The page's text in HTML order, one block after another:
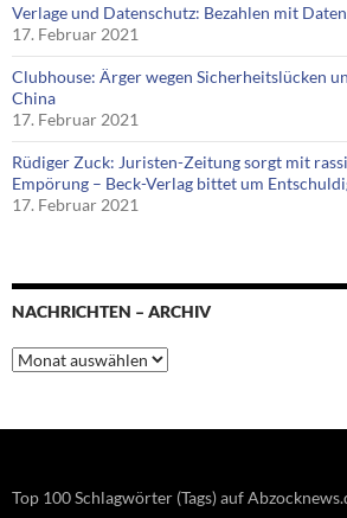
Verlage und Datenschutz: Bezahlen mit Daten
17. Februar 2021
Clubhouse: Ärger wegen Sicherheitslücken
China
17. Februar 2021
Rüdiger Zuck: Juristen-Zeitung sorgt mit
Empörung – Beck-Verlag bittet um
17. Februar 2021
NACHRICHTEN – ARCHIV
Nachrichten
–
Top 100 Schlagwörter (Tags) auf